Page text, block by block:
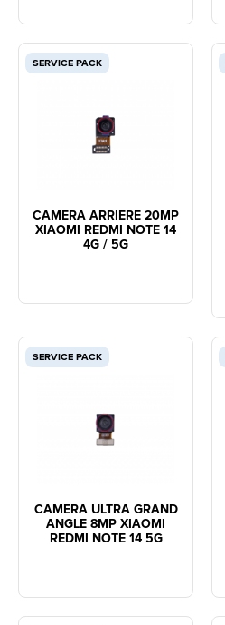
SERVICE PACK
CAMERA ARRIERE 20MP
XIAOMI REDMI NOTE 14
4G / 5G
SERVICE PACK
CAMERA ULTRA GRAND
ANGLE 8MP XIAOMI
REDMI NOTE 14 5G